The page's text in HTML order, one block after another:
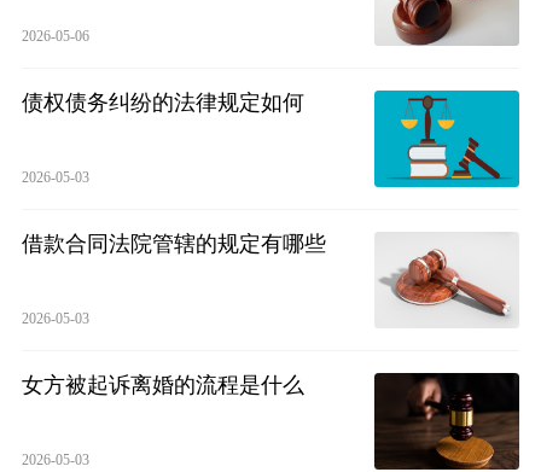
2026-05-06
债权债务纠纷的法律规定如何
2026-05-03
借款合同法院管辖的规定有哪些
2026-05-03
女方被起诉离婚的流程是什么
2026-05-03